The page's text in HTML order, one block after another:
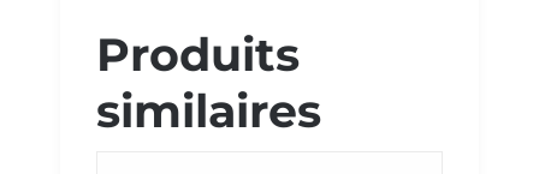
Produits
similaires